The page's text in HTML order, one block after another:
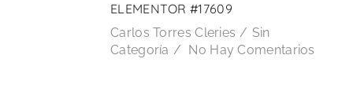
ELEMENTOR #17609
Carlos Torres Cleries
Sin
Categoría
No Hay Comentarios